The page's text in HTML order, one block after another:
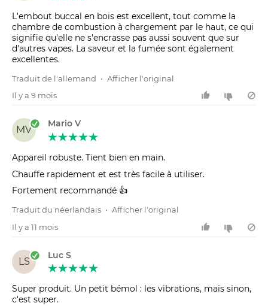
L'embout buccal en bois est excellent, tout comme la
chambre de combustion à chargement par le haut, ce qui
signifie qu'elle ne s'encrasse pas aussi souvent que sur
d'autres vapes. La saveur et la fumée sont également
excellentes.
Traduit de l'allemand • Afficher l'original
Il y a 9 mois
MV
Mario V
Appareil robuste. Tient bien en main.
Chauffe rapidement et est très facile à utiliser.
Fortement recommandé 👍
Traduit du néerlandais • Afficher l'original
Il y a 11 mois
LS
Luc S
Super produit. Un petit bémol : les vibrations, mais sinon,
c'est super.